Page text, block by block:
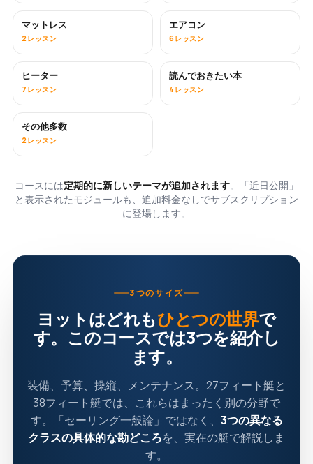
マットレス
2レッスン
近日公開
エアコン
6レッスン
近日公開
ヒーター
7レッスン
近日公開
読んでおきたい本
4レッスン
近日公開
その他多数
2レッスン
コースには定期的に新しいテーマが追加されます。「近日公開」
と表示されたモジュールも、追加料金なしでサブスクリプション
に登場します。
3つのサイズ
ヨットはどれもひとつの世界で
す。このコースでは3つを紹介し
ます。
装備、予算、操縦、メンテナンス。27フィート艇と
38フィート艇では、これらはまったく別の分野で
す。「セーリング一般論」ではなく、 3つの異なる
クラスの具体的な勘どころを、実在の艇で解説しま
す。